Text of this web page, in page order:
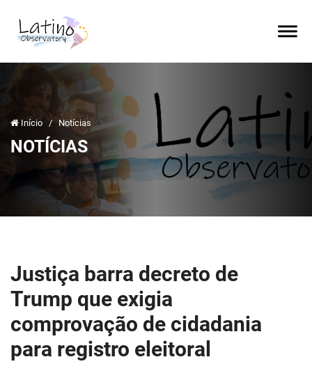
Início / Notícias
NOTÍCIAS
Justiça barra decreto de
Trump que exigia
comprovação de cidadania
para registro eleitoral